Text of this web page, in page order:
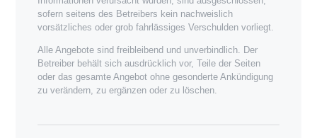
sofern seitens des Betreibers kein nachweislich
vorsätzliches oder grob fahrlässiges Verschulden vorliegt.
Alle Angebote sind freibleibend und unverbindlich. Der
Betreiber behält sich ausdrücklich vor, Teile der Seiten
oder das gesamte Angebot ohne gesonderte Ankündigung
zu verändern, zu ergänzen oder zu löschen.